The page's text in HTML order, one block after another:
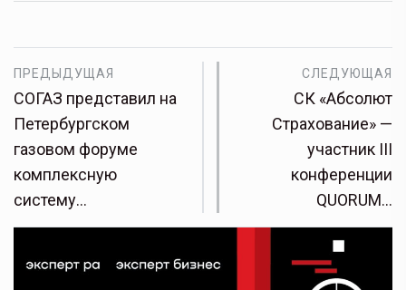
ПРЕДЫДУЩАЯ
СОГАЗ представил на
Петербургском
газовом форуме
комплексную
систему…
СЛЕДУЮЩАЯ
СК «Абсолют
Страхование» —
участник III
конференции
QUORUM…